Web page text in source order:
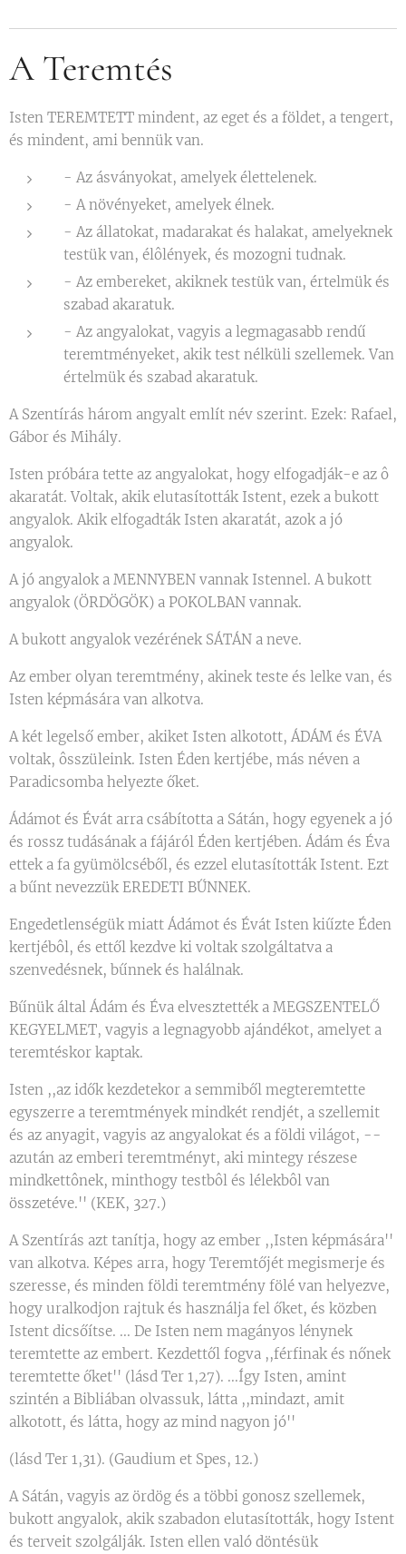
A Teremtés
Isten TEREMTETT mindent, az eget és a földet, a tengert,
és mindent, ami bennük van.
- Az ásványokat, amelyek élettelenek.
- A növényeket, amelyek élnek.
- Az állatokat, madarakat és halakat, amelyeknek
testük van, élôlények, és mozogni tudnak.
- Az embereket, akiknek testük van, értelmük és
szabad akaratuk.
- Az angyalokat, vagyis a legmagasabb rendű
teremtményeket, akik test nélküli szellemek. Van
értelmük és szabad akaratuk.
A Szentírás három angyalt említ név szerint. Ezek: Rafael,
Gábor és Mihály.
Isten próbára tette az angyalokat, hogy elfogadják-e az ô
akaratát. Voltak, akik elutasították Istent, ezek a bukott
angyalok. Akik elfogadták Isten akaratát, azok a jó
angyalok.
A jó angyalok a MENNYBEN vannak Istennel. A bukott
angyalok (ÖRDÖGÖK) a POKOLBAN vannak.
A bukott angyalok vezérének SÁTÁN a neve.
Az ember olyan teremtmény, akinek teste és lelke van, és
Isten képmására van alkotva.
A két legelső ember, akiket Isten alkotott, ÁDÁM és ÉVA
voltak, ôsszüleink. Isten Éden kertjébe, más néven a
Paradicsomba helyezte őket.
Ádámot és Évát arra csábította a Sátán, hogy egyenek a jó
és rossz tudásának a fájáról Éden kertjében. Ádám és Éva
ettek a fa gyümölcséből, és ezzel elutasították Istent. Ezt
a bűnt nevezzük EREDETI BŰNNEK.
Engedetlenségük miatt Ádámot és Évát Isten kiűzte Éden
kertjébôl, és ettől kezdve ki voltak szolgáltatva a
szenvedésnek, bűnnek és halálnak.
Bűnük által Ádám és Éva elvesztették a MEGSZENTELŐ
KEGYELMET, vagyis a legnagyobb ajándékot, amelyet a
teremtéskor kaptak.
Isten ,,az idők kezdetekor a semmiből megteremtette
egyszerre a teremtmények mindkét rendjét, a szellemit
és az anyagit, vagyis az angyalokat és a földi világot, --
azután az emberi teremtményt, aki mintegy részese
mindkettônek, minthogy testbôl és lélekbôl van
összetéve.'' (KEK, 327.)
A Szentírás azt tanítja, hogy az ember ,,Isten képmására''
van alkotva. Képes arra, hogy Teremtőjét megismerje és
szeresse, és minden földi teremtmény fölé van helyezve,
hogy uralkodjon rajtuk és használja fel őket, és közben
Istent dicsőítse. ... De Isten nem magányos lénynek
teremtette az embert. Kezdettől fogva ,,férfinak és nőnek
teremtette őket'' (lásd Ter 1,27). ...Így Isten, amint
szintén a Bibliában olvassuk, látta ,,mindazt, amit
alkotott, és látta, hogy az mind nagyon jó''
(lásd Ter 1,31). (Gaudium et Spes, 12.)
A Sátán, vagyis az ördög és a többi gonosz szellemek,
bukott angyalok, akik szabadon elutasították, hogy Istent
és terveit szolgálják. Isten ellen való döntésük